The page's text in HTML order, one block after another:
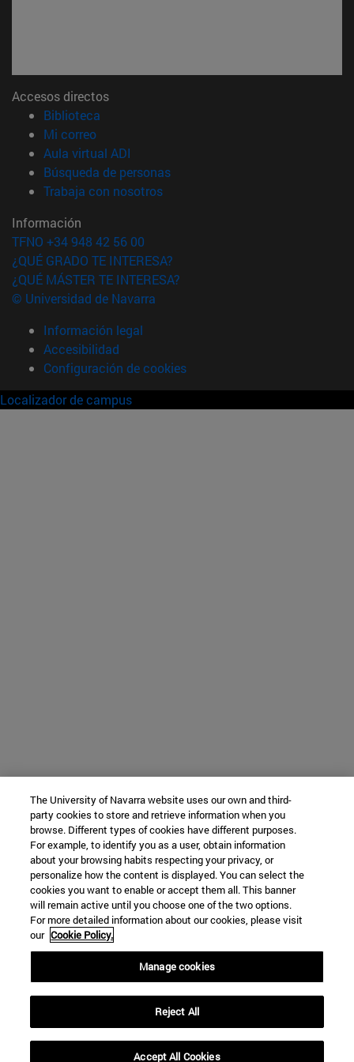
Accesos directos
Biblioteca
Mi correo(abre en nueva ventana)
Aula virtual ADI
Búsqueda de personas(abre en nueva ventana)
Trabaja con nosotros(abre en nueva ventana)
Información
TFNO +34 948 42 56 00
¿QUÉ GRADO TE INTERESA?
¿QUÉ MÁSTER TE INTERESA?
© Universidad de Navarra
Información legal
Accesibilidad
Configuración de cookies
Localizador de campus
The University of Navarra website uses our own and third-
party cookies to store and retrieve information when you
browse. Different types of cookies have different purposes.
For example, to identify you as a user, obtain information
about your browsing habits respecting your privacy, or
personalize how the content is displayed. You can select the
cookies you want to enable or accept them all. This banner
will remain active until you choose one of the two options.
For more detailed information about our cookies, please visit
our Cookie Policy.
Manage cookies
Reject All
Accept All Cookies